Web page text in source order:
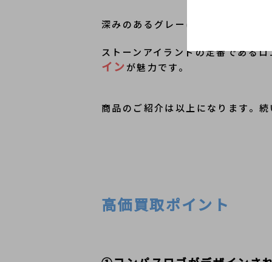
深みのあるグレーにホワイトのブ
ストーンアイランドの定番である
インが魅力です。
商品のご紹介は以上になります。
高価買取ポイント